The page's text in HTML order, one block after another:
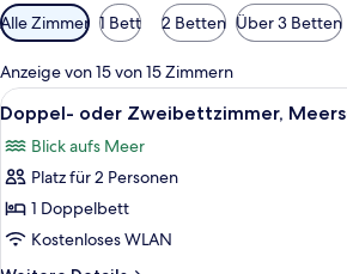
Verfügbare
Filter
für
Zimmer
Alle Zimmer 1 Bett 2 Betten Über 3 Betten
Anzeige von 15 von 15 Zimmern
Alle
Fotos
für
Doppel-
oder
Zweibettzimmer,
Meerseite
Ein
7
Doppel- oder Zweibettzimmer,
Blick aufs Meer
Platz für 2 Personen
1 Doppelbett
Kostenloses WLAN